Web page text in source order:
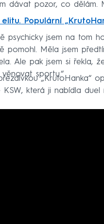
dávat pozor, co dělám.
Populární
psychicky jsem na tom
Měla jsem
Ale pak jsem si řekla,
sportu.“
„KrutoHanka“
která ji nabídla duel